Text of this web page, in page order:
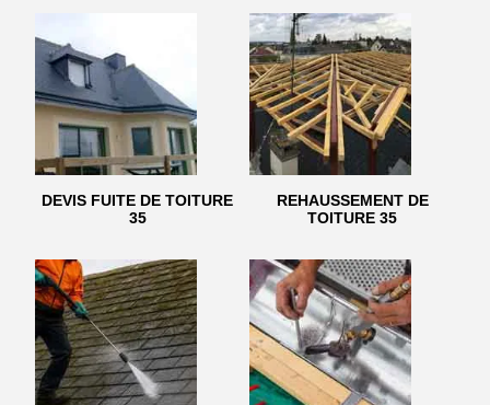
DEVIS FUITE DE TOITURE
35
REHAUSSEMENT DE
TOITURE 35